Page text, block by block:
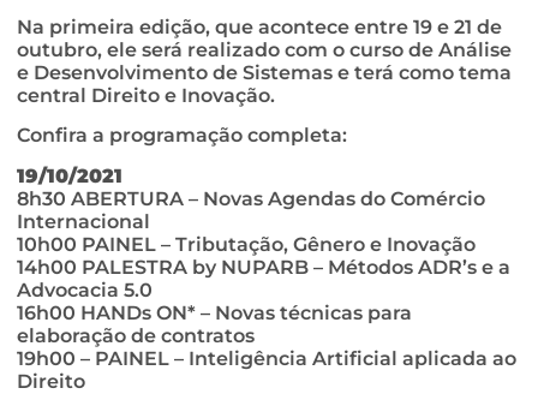
Na primeira edição, que acontece entre 19 e 21 de
outubro, ele será realizado com o curso de Análise
e Desenvolvimento de Sistemas e terá como tema
central Direito e Inovação.
Confira a programação completa:
19/10/2021
8h30 ABERTURA – Novas Agendas do Comércio
Internacional
10h00 PAINEL – Tributação, Gênero e Inovação
14h00 PALESTRA by NUPARB – Métodos ADR’s e a
Advocacia 5.0
16h00 HANDs ON* – Novas técnicas para
elaboração de contratos
19h00 – PAINEL – Inteligência Artificial aplicada ao
Direito